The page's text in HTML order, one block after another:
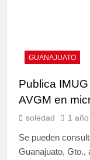
GUANAJUATO
Publica
AVGM en
soledad 1
Se pueden
Guanajuato, Gto.,